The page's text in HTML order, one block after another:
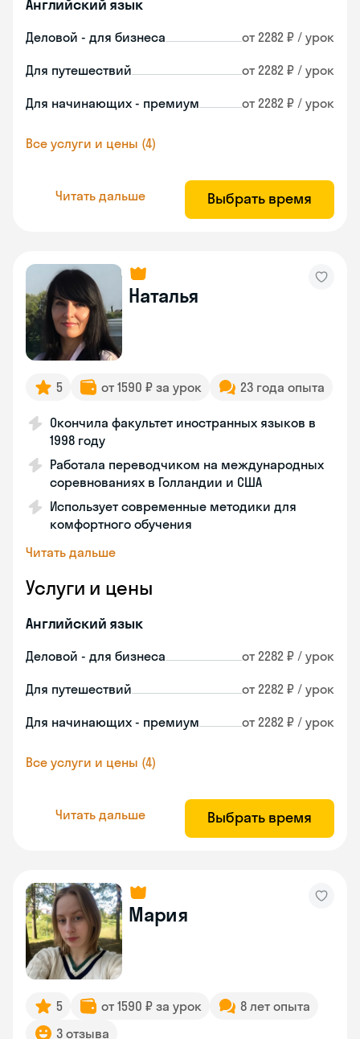
Английский язык
Деловой - для бизнеса от 2282 ₽ / урок
Для путешествий от 2282 ₽ / урок
Для начинающих - премиум от 2282 ₽ / урок
Все услуги и цены (4)
Читать дальше Выбрать время
Наталья
5 от 1590 ₽ за урок 23 года опыта
Окончила факультет иностранных языков в
1998 году
Работала переводчиком на международных
соревнованиях в Голландии и США
Использует современные методики для
комфортного обучения
Читать дальше
Услуги и цены
Английский язык
Деловой - для бизнеса от 2282 ₽ / урок
Для путешествий от 2282 ₽ / урок
Для начинающих - премиум от 2282 ₽ / урок
Все услуги и цены (4)
Читать дальше Выбрать время
Мария
5 от 1590 ₽ за урок
8 лет опыта
3 отзыва